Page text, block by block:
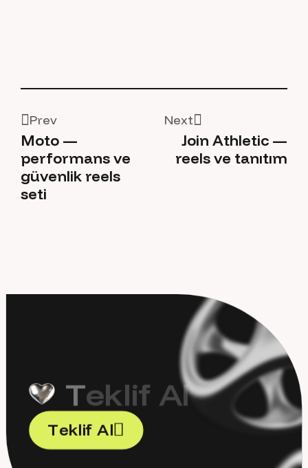
Prev
Prev
Moto —
performans ve
güvenlik reels
seti
Next
xt
Join Athletic —
reels ve tanıtım
Teklif Al
Teklif Al
TeklifAl